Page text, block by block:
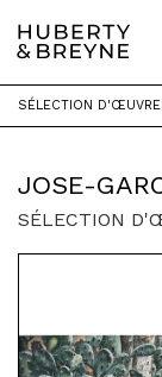
Accueil > Artistes >
JOSE-
SÉLECTION
SÉLECTION